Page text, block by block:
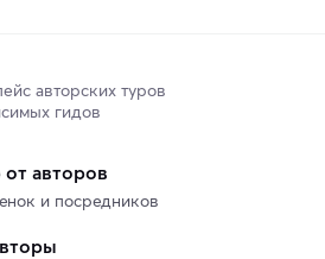
авторских туров
гидов
авторов
и посредников